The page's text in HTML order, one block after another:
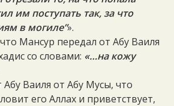
им поступать так, за что
в могиле”».
Мансур передал от Абу Ваиля
со словами: «…на кожу
Абу Ваиля от Абу Мусы, что
его Аллах и приветствует,